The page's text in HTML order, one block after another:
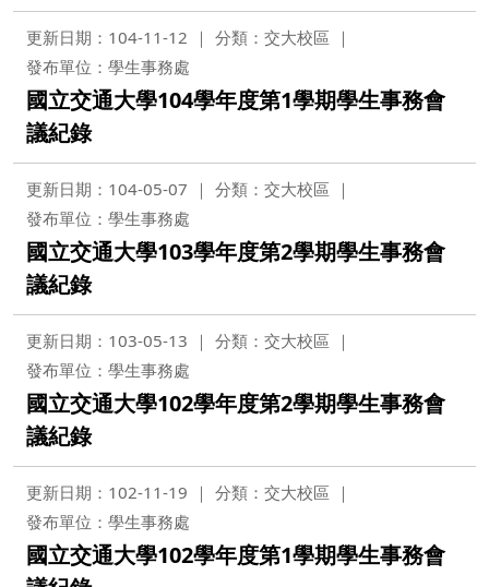
更新日期：104-11-12
分類：交大校區
發布單位：學生事務處
國立交通大學104學年度第1學期學生事務會
議紀錄
更新日期：104-05-07
分類：交大校區
發布單位：學生事務處
國立交通大學103學年度第2學期學生事務會
議紀錄
更新日期：103-05-13
分類：交大校區
發布單位：學生事務處
國立交通大學102學年度第2學期學生事務會
議紀錄
更新日期：102-11-19
分類：交大校區
發布單位：學生事務處
國立交通大學102學年度第1學期學生事務會